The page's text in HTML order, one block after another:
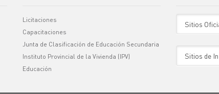
Licitaciones
Capacitaciones
Junta de Clasificación de Educación Secundaria
Instituto Provincial de la Vivienda (IPV)
Educación